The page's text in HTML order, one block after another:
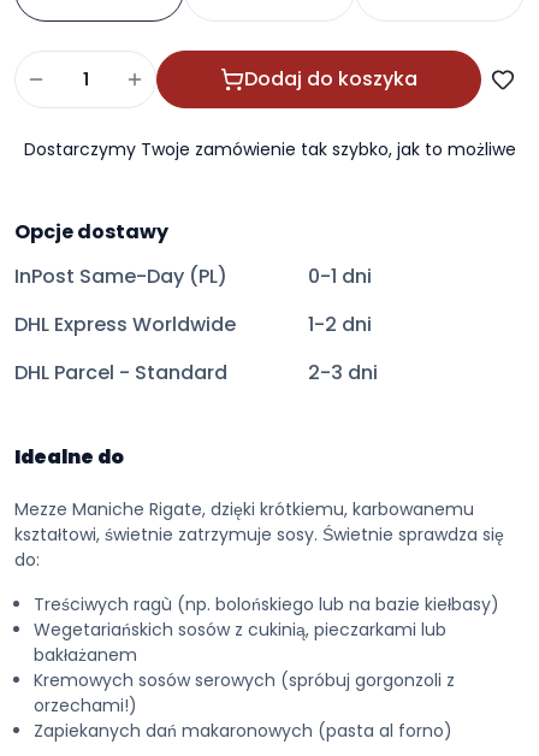
Dodaj do koszyka
Dostarczymy Twoje zamówienie tak szybko, jak to możliwe
Opcje dostawy
InPost Same-Day (PL)
0-1 dni
DHL Express Worldwide
1-2 dni
DHL Parcel - Standard
2-3 dni
Idealne do
Mezze Maniche Rigate, dzięki krótkiemu, karbowanemu
kształtowi, świetnie zatrzymuje sosy. Świetnie sprawdza się
do:
Treściwych ragù (np. bolońskiego lub na bazie kiełbasy)
Wegetariańskich sosów z cukinią, pieczarkami lub
bakłażanem
Kremowych sosów serowych (spróbuj gorgonzoli z
orzechami!)
Zapiekanych dań makaronowych (pasta al forno)